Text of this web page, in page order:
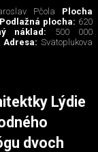
Pčola
Plocha
Podlažná plocha: 620
náklad: 500 000
Adresa:Svätoplukova
Lýdie
dvoch